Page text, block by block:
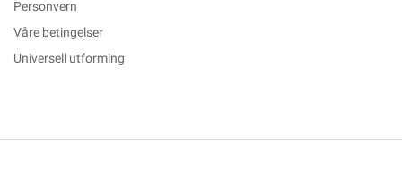
Personvern
Våre betingelser
Universell utforming